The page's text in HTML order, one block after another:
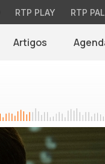
RTP PLAY RTP
Artigos